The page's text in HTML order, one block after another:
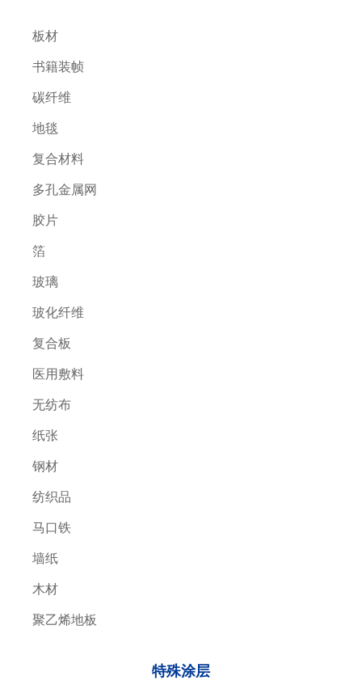
板材
书籍装帧
碳纤维
地毯
复合材料
多孔金属网
胶片
箔
玻璃
玻化纤维
复合板
医用敷料
无纺布
纸张
钢材
纺织品
马口铁
墙纸
木材
聚乙烯地板
特殊涂层